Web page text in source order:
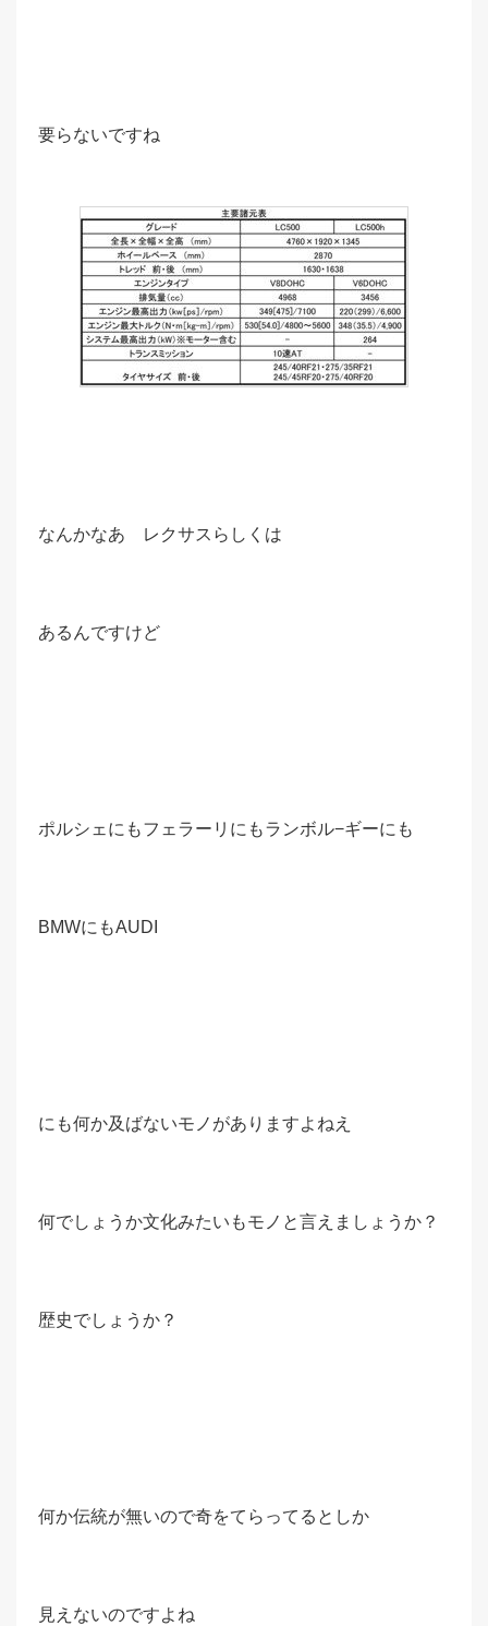
要らないですね
なんかなあ レクサスらしくは
あるんですけど
ポルシェにもフェラーリにもランボル−ギーにも
BMWにもAUDI
にも何か及ばないモノがありますよねえ
何でしょうか文化みたいもモノと言えましょうか？
歴史でしょうか？
何か伝統が無いので奇をてらってるとしか
見えないのですよね